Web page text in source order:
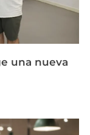
una nueva